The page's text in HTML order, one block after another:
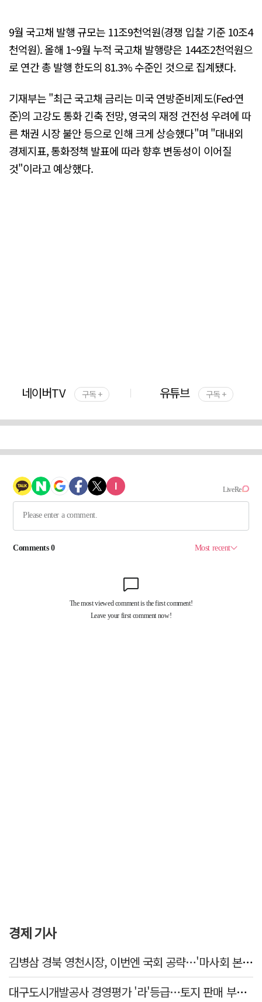
9월 국고채 발행 규모는 11조9천억원(경쟁 입찰 기준 10조4
천억원). 올해 1~9월 누적 국고채 발행량은 144조2천억원으
로 연간 총 발행 한도의 81.3% 수준인 것으로 집계됐다.
기재부는 "최근 국고채 금리는 미국 연방준비제도(Fed·연
준)의 고강도 통화 긴축 전망, 영국의 재정 건전성 우려에 따
른 채권 시장 불안 등으로 인해 크게 상승했다"며 "대내외
경제지표, 통화정책 발표에 따라 향후 변동성이 이어질
것"이라고 예상했다.
네이버TV 구독 + 유튜브 구독 +
경제 기사
김병삼 경북 영천시장, 이번엔 국회 공략…'마사회 본사 이전·광역교통망 확충' 요청
대구도시개발공사 경영평가 '라'등급…토지 판매 부진에 1년 만에 두 단계 '뚝'